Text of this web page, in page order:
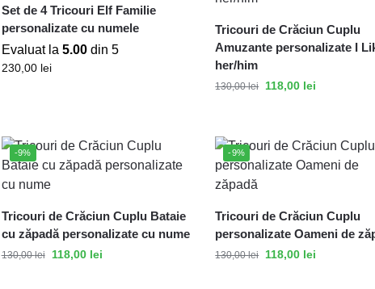
Set de 4 Tricouri Elf Familie
personalizate cu numele
Evaluat la 5.00din 5
230,00 lei
Tricouri de Crăciun Cuplu
Amuzante personalizate I
her/him
130,00lei 118,00 lei
-9%
Tricouri de Crăciun Cuplu Bataie
cu zăpadă personalizate cu nume
130,00lei 118,00 lei
-9%
Tricouri de Crăciun Cuplu
personalizate Oameni de
130,00lei 118,00 lei